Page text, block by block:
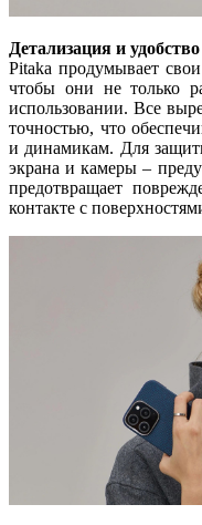
Детализация и удобство
Pitaka продумывает
чтобы они не только
использовании. Все
точностью, что
и динамикам. Для
экрана и камеры –
предотвращает
контакте с